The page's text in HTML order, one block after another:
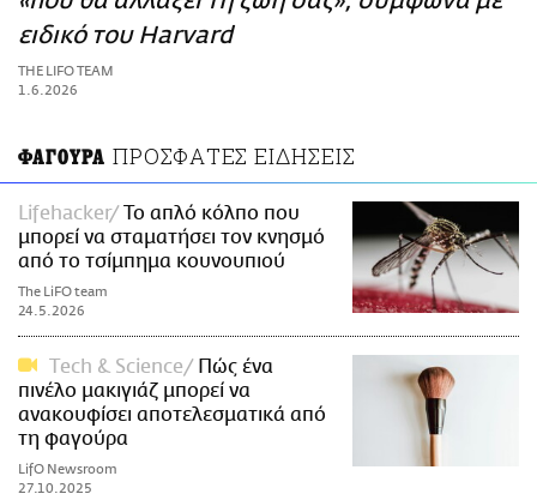
ΑΜΠΑ
PRINT
ειδικό του Harvard
THE LIFO TEAM
1.6.2026
ΦΑΓΟΥΡΑ ΠΡΟΣΦΑΤΕΣ ΕΙΔΗΣΕΙΣ
Lifehacker
Το απλό κόλπο που
μπορεί να σταματήσει τον κνησμό
από το τσίμπημα κουνουπιού
The LiFO team
24.5.2026
Τech & Science
Πώς ένα
πινέλο μακιγιάζ μπορεί να
ανακουφίσει αποτελεσματικά από
τη φαγούρα
LifO Newsroom
27.10.2025